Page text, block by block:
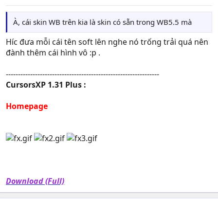
À, cái skin WB trên kia là skin có sẵn trong WB5.5 mà
Híc đưa mỗi cái tên soft lên nghe nó trống trải quá nên
đành thêm cái hình vô :p .
---------------------------------------------------------------
CursorsXP 1.31 Plus :
Homepage
Download (Full)